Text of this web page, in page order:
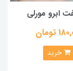
ابرو مورلی
تومان
خرید